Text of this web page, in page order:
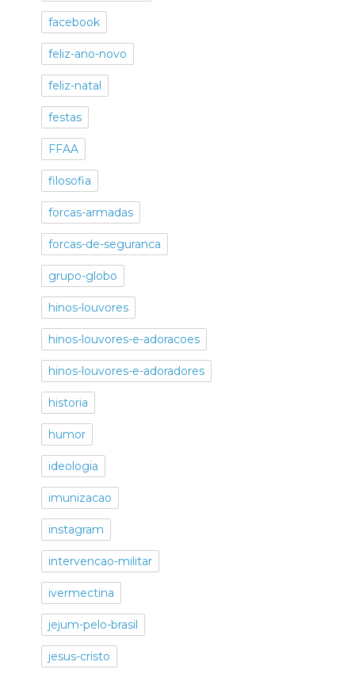
facebook
feliz-ano-novo
feliz-natal
festas
FFAA
filosofia
forcas-armadas
forcas-de-seguranca
grupo-globo
hinos-louvores
hinos-louvores-e-adoracoes
hinos-louvores-e-adoradores
historia
humor
ideologia
imunizacao
instagram
intervencao-militar
ivermectina
jejum-pelo-brasil
jesus-cristo